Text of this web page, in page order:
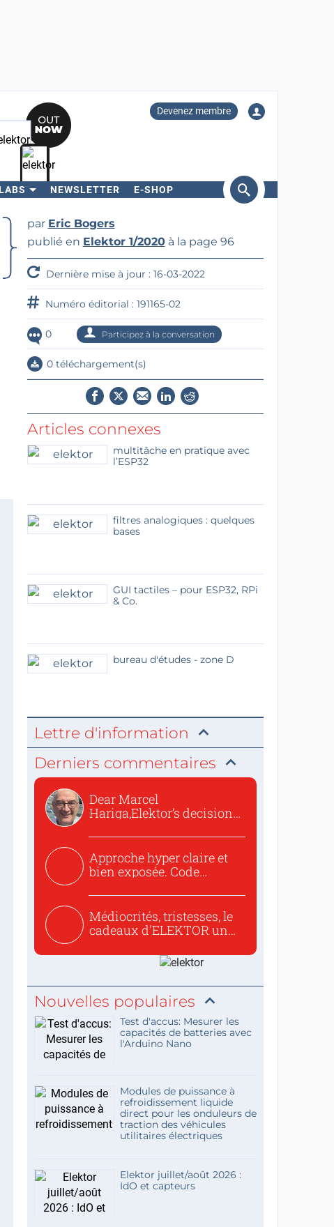
Devenez membre
LABS NEWSLETTER E-SHOP
Rechercher
par Eric Bogers
publié en Elektor 1/2020à la page 96
Dernière mise à jour : 16-03-2022
Numéro éditorial : 191165-02
0 Participez à la conversation
0 téléchargement(s)
Articles connexes
multitâche en pratique avec
l’ESP32
filtres analogiques : quelques
bases
GUI tactiles – pour ESP32, RPi
& Co.
bureau d'études - zone D
Lettre d'information
Derniers commentaires
Dear Marcel
Hariga,Elektor’s decision
Approche hyper claire et
bien exposée. Code
Médiocrités, tristesses, le
cadeaux d'ELEKTOR un
Nouvelles populaires
Test d'accus: Mesurer les
capacités de batteries avec
l'Arduino Nano
Modules de puissance à
refroidissement liquide
direct pour les onduleurs de
traction des véhicules
utilitaires électriques
Elektor juillet/août 2026 :
IdO et capteurs